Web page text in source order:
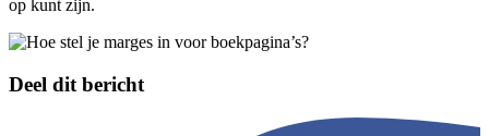
op kunt zijn.
Deel dit bericht